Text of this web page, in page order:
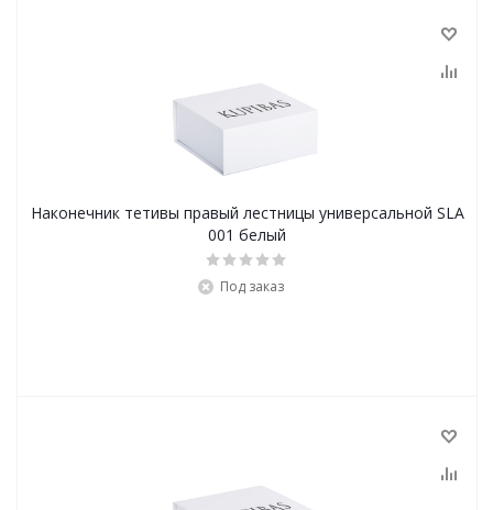
Наконечник тетивы правый лестницы универсальной SLA
001 белый
Под заказ